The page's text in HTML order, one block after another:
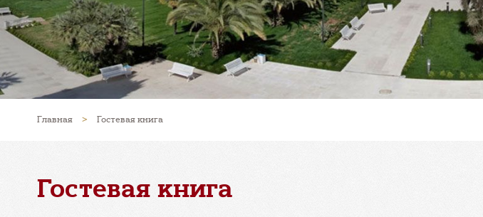
Главная > Гостевая книга
Гостевая книга